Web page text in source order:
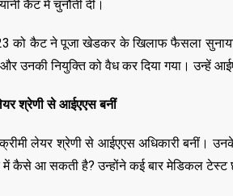
कैट में चुनौती दी।
को कैट ने पूजा खेडकर के खिलाफ फैसला
उनकी नियुक्ति को वैध कर दिया गया। उन्हें
श्रेणी से आईएएस बनीं
लेयर श्रेणी से आईएएस अधिकारी बनीं।
कैसे आ सकती है? उन्होंने कई बार मेडिकल टेस्ट